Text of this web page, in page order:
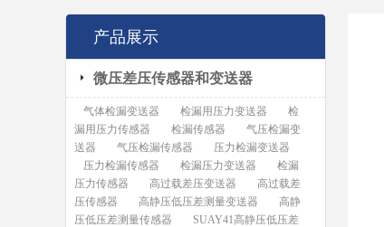
产品展示
微压差压传感器和变送器
气体检漏变送器 检漏用压力变送器
检
漏用压力传感器
检漏传感器
气压检漏变
送器
气压检漏传感器
压力检漏变送器
压力检漏传感器
检漏压力变送器
检漏
压力传感器
高过载差压变送器
高过载差
压传感器
高静压低压差测量变送器
高静
压低压差测量传感器
SUAY41高静压低压差